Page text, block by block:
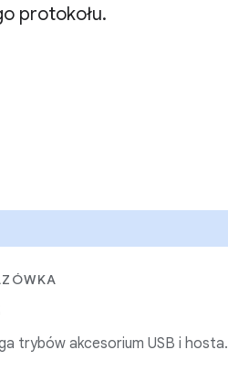
protokołu.
trybów akcesorium USB i hosta.